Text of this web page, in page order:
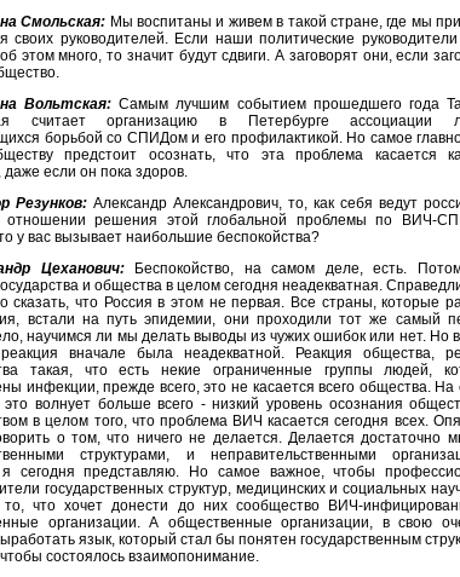
Смольская: Мы воспитаны и живем в такой стране, где мы
своих руководителей. Если наши политические руководители
этом много, то значит будут сдвиги. А заговорят они, если
Вольтская: Самым лучшим событием прошедшего года
считает организацию в Петербурге ассоциации
борьбой со СПИДом и его профилактикой. Но самое
предстоит осознать, что эта проблема касается
даже если он пока здоров.
Резунков: Александр Александрович, то, как себя ведут
отношении решения этой глобальной проблемы по ВИЧ-
у вас вызывает наибольшие беспокойства?
Цеханович:Беспокойство, на самом деле, есть.
и общества в целом сегодня неадекватная.
сказать, что Россия в этом не первая. Все страны, которые
встали на путь эпидемии, они проходили тот же самый
научимся ли мы делать выводы из чужих ошибок или нет. Но
вначале была неадекватной. Реакция общества,
такая, что есть некие ограниченные группы людей,
инфекции, прежде всего, это не касается всего общества.
это волнует больше всего - низкий уровень осознания
в целом того, что проблема ВИЧ касается сегодня всех.
о том, что ничего не делается. Делается достаточно
структурами, и неправительственными
сегодня представляю. Но самое важное, чтобы
государственных структур, медицинских и социальных
что хочет донести до них сообщество ВИЧ-
организации. А общественные организации, в свою
язык, который стал бы понятен государственным
состоялось взаимопонимание.